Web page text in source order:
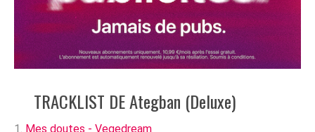
TRACKLIST DE Ategban (Deluxe)
Mes doutes - Vegedream